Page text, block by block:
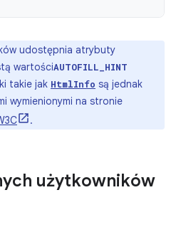
udostępnia atrybuty
wartościAUTOFILL_HINT
takie jak HtmlInfo są jednak
wymienionymi na stronie
.
użytkowników